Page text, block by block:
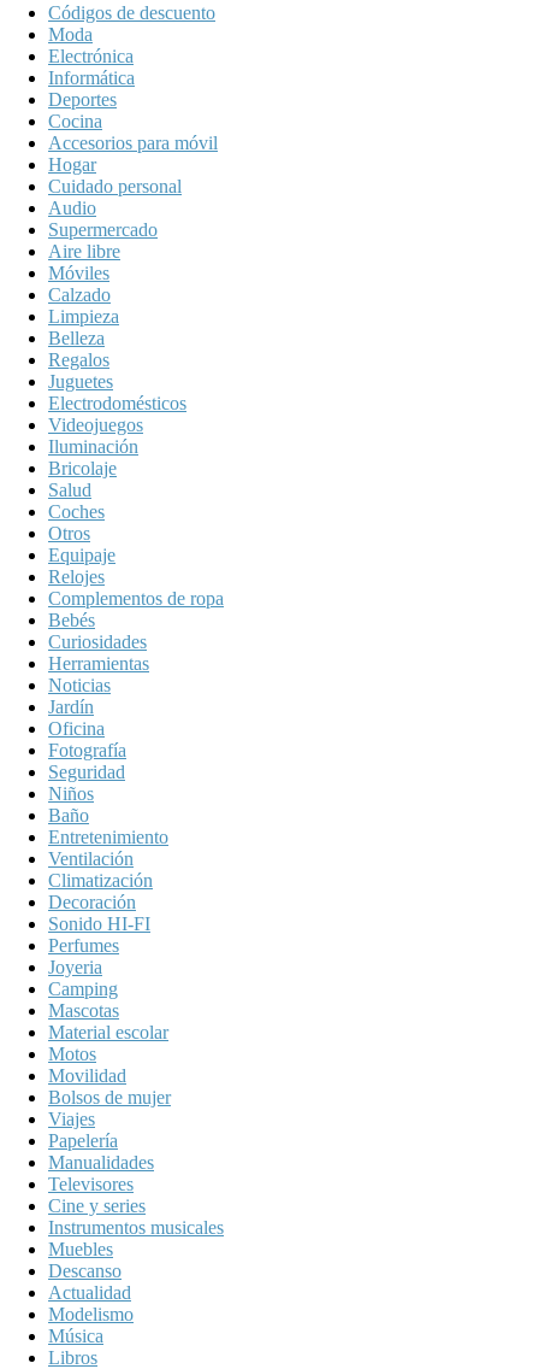
Códigos de descuento
Moda
Electrónica
Informática
Deportes
Cocina
Accesorios para móvil
Hogar
Cuidado personal
Audio
Supermercado
Aire libre
Móviles
Calzado
Limpieza
Belleza
Regalos
Juguetes
Electrodomésticos
Videojuegos
Iluminación
Bricolaje
Salud
Coches
Otros
Equipaje
Relojes
Complementos de ropa
Bebés
Curiosidades
Herramientas
Noticias
Jardín
Oficina
Fotografía
Seguridad
Niños
Baño
Entretenimiento
Ventilación
Climatización
Decoración
Sonido HI-FI
Perfumes
Joyeria
Camping
Mascotas
Material escolar
Motos
Movilidad
Bolsos de mujer
Viajes
Papelería
Manualidades
Televisores
Cine y series
Instrumentos musicales
Muebles
Descanso
Actualidad
Modelismo
Música
Libros